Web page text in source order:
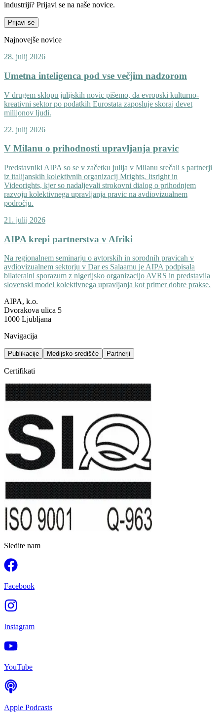
industriji? Prijavi se na naše novice.
Prijavi se
Najnovejše novice
28. julij 2026
Umetna inteligenca pod vse večjim nadzorom
V drugem sklopu julijskih novic pišemo, da evropski kulturno-
kreativni sektor po podatkih Eurostata zaposluje skoraj devet
milijonov ljudi.
22. julij 2026
V Milanu o prihodnosti upravljanja pravic
Predstavniki AIPA so se v začetku julija v Milanu srečali s partnerji
iz italijanskih kolektivnih organizacij Mrights, Itsright in
Videorights, kjer so nadaljevali strokovni dialog o prihodnjem
razvoju kolektivnega upravljanja pravic na avdiovizualnem
področju.
21. julij 2026
AIPA krepi partnerstva v Afriki
Na regionalnem seminarju o avtorskih in sorodnih pravicah v
avdiovizualnem sektorju v Dar es Salaamu je AIPA podpisala
bilateralni sporazum z nigerijsko organizacijo AVRS in predstavila
slovenski model kolektivnega upravljanja kot primer dobre prakse.
AIPA, k.o.
Dvorakova ulica 5
1000 Ljubljana
Navigacija
Publikacije Medijsko središče Partnerji
Certifikati
Sledite nam
Facebook
Instagram
YouTube
Apple Podcasts